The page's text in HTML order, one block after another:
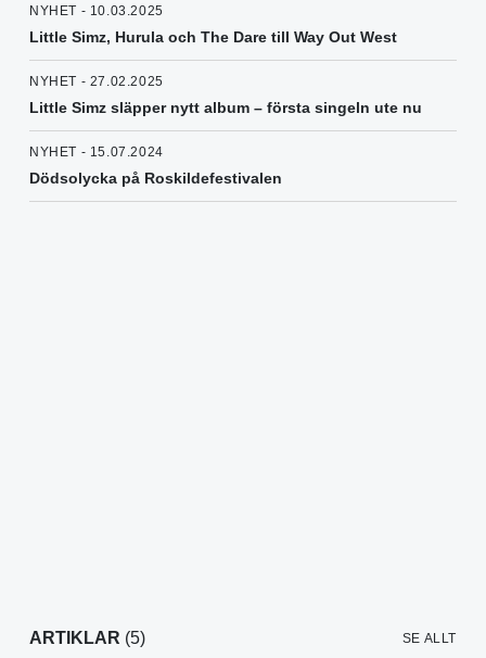
NYHET - 10.03.2025
Little Simz, Hurula och The Dare till Way Out West
NYHET - 27.02.2025
Little Simz släpper nytt album – första singeln ute nu
NYHET - 15.07.2024
Dödsolycka på Roskildefestivalen
ARTIKLAR (5) SE ALLT